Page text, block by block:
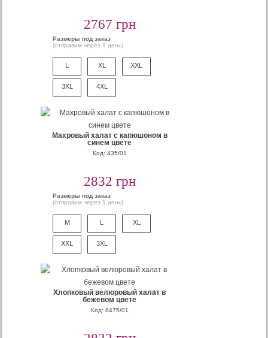
2767 грн
Размеры под заказ
(отправим через 1 день)
L XL XXL
3XL 4XL
Махровый халат с капюшоном в
синем цвете
Код: 435/01
2832 грн
Размеры под заказ
(отправим через 1 день)
M L XL
XXL 3XL
Хлопковый велюровый халат в
бежевом цвете
Код: 8475/01